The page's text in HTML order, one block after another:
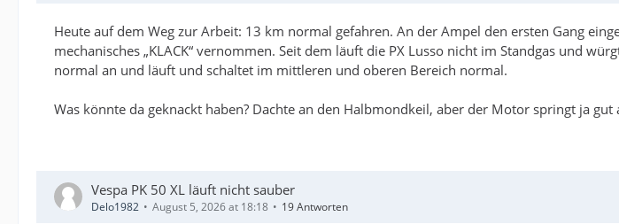
Heute auf dem Weg zur Arbeit: 13 km normal gefahren. An der Ampel den ersten Gang
mechanisches „KLACK“ vernommen. Seit dem läuft die PX Lusso nicht im Standgas und
normal an und läuft und schaltet im mittleren und oberen Bereich normal.
Was könnte da geknackt haben? Dachte an den Halbmondkeil, aber der Motor springt ja gut
Vespa PK 50 XL läuft nicht sauber
Delo1982 August 5, 2026 at 18:18 19 Antworten